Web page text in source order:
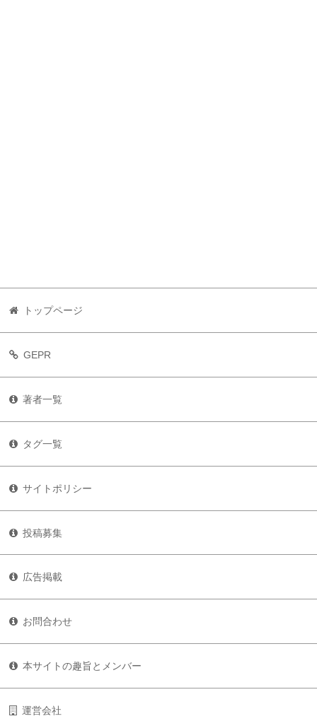
トップページ
GEPR
著者一覧
タグ一覧
サイトポリシー
投稿募集
広告掲載
お問合わせ
本サイトの趣旨とメンバー
運営会社